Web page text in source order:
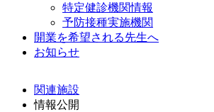
特定健診機関情報
予防接種実施機関
開業を希望される先生へ
お知らせ
関連施設
情報公開